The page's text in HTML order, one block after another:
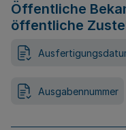
Öffentliche
öffentliche
Ausgabennummer